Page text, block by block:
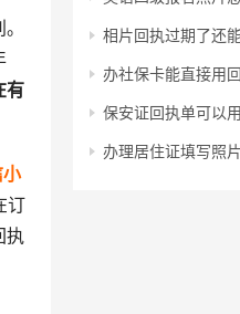
有
订
执
相片回执过期了还
办社保卡能直接用
保安证回执单可以
办理居住证填写照